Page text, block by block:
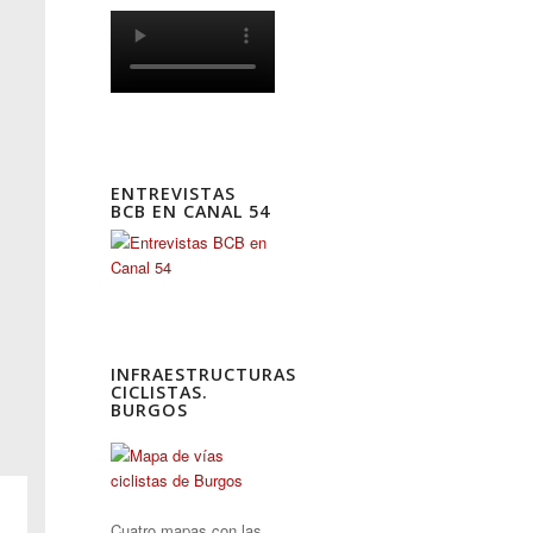
ENTREVISTAS
BCB EN CANAL 54
INFRAESTRUCTURAS
CICLISTAS.
BURGOS